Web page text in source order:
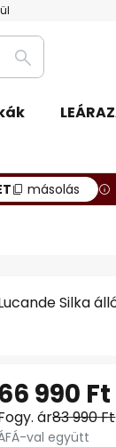
Keresés
másolás
Silka
66 990 Ft
ár83 990 Ft
val együtt